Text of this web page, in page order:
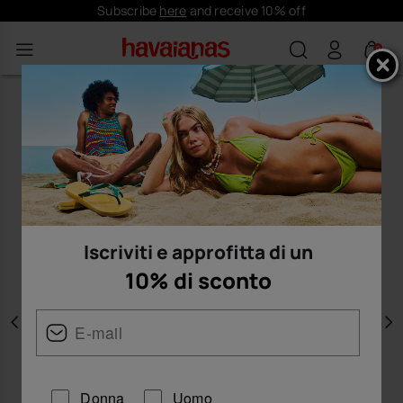
Subscribehere and receive 10% off
0
Precedente
Iscriviti e approfitta di un
10% di sconto
Donna Uomo